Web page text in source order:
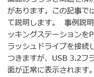
があります。この記事で
て説明します。 事例説
ッキングステーションを
ラッシュドライブを接続
つきますが、USB 3.2フ
面が正常に表示されま